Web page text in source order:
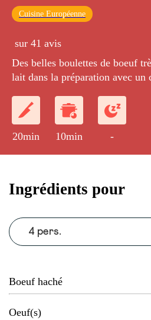
Cuisine Européenne
sur 41 avis
Des belles boulettes de boeuf
lait dans la préparation avec un
20min 10min -
Ingrédients pour
4 pers.
Boeuf haché
Oeuf(s)